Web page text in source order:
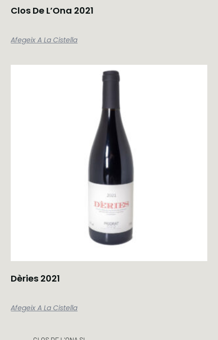
Clos De L’Ona 2021
Afegeix A La Cistella
Dèries 2021
Afegeix A La Cistella